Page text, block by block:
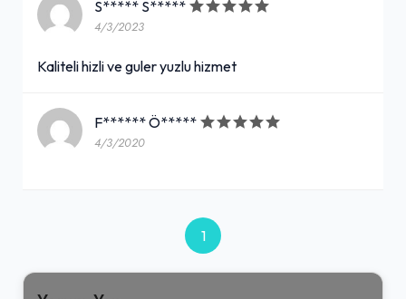
S***** S*****
4/3/2023
Kaliteli hizli ve guler yuzlu hizmet
F****** Ö*****
4/3/2020
1